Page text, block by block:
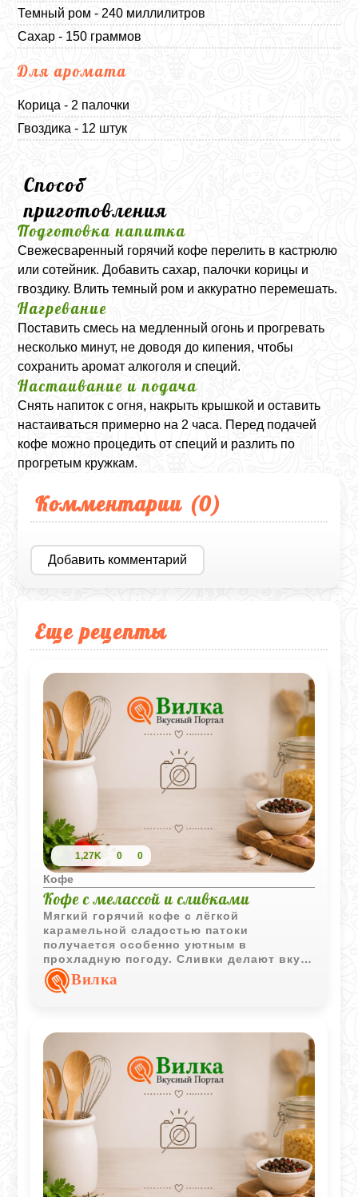
Темный ром - 240 миллилитров
Сахар - 150 граммов
Для аромата
Корица - 2 палочки
Гвоздика - 12 штук
Способ
приготовления
Подготовка напитка
Свежесваренный горячий кофе перелить в кастрюлю
или сотейник. Добавить сахар, палочки корицы и
гвоздику. Влить темный ром и аккуратно перемешать.
Нагревание
Поставить смесь на медленный огонь и прогревать
несколько минут, не доводя до кипения, чтобы
сохранить аромат алкоголя и специй.
Настаивание и подача
Снять напиток с огня, накрыть крышкой и оставить
настаиваться примерно на 2 часа. Перед подачей
кофе можно процедить от специй и разлить по
прогретым кружкам.
Комментарии (0)
Добавить комментарий
Еще рецепты
1,27K 0 0
Кофе
Кофе с мелассой и сливками
Мягкий горячий кофе с лёгкой
карамельной сладостью патоки
получается особенно уютным в
прохладную погоду. Сливки делают вкус
более округлым и нежным, а сама
меласса добавляет напитку глубокие
Вилка